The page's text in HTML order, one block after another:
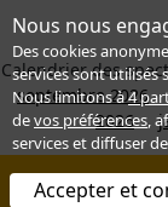
Calendrier des
septembre 2026
2026
Nous nous
Des cookies
services sont utilisés
Nous limitons à4
devos préférences,
services et diffuser
Accepter et